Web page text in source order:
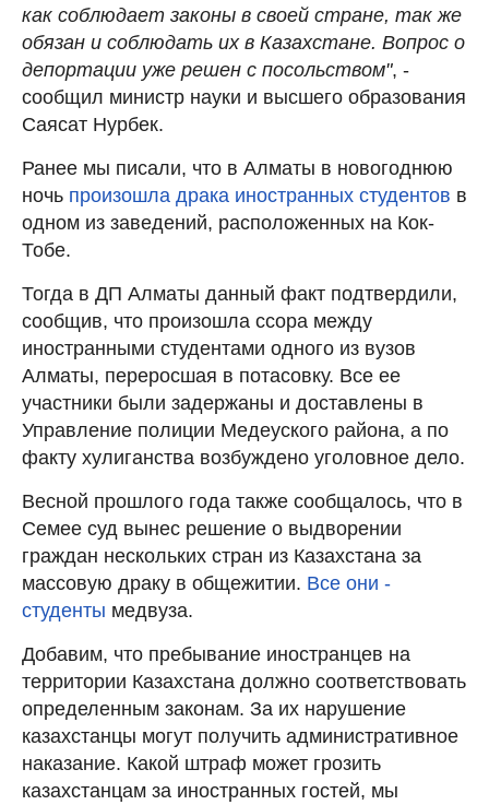
как соблюдает законы в своей стране, так же
обязан и соблюдать их в Казахстане. Вопрос о
депортации уже решен с посольством", -
сообщил министр науки и высшего образования
Саясат Нурбек.
Ранее мы писали, что в Алматы в новогоднюю
ночь произошла драка иностранных студентов в
одном из заведений, расположенных на Кок-
Тобе.
Тогда в ДП Алматы данный факт подтвердили,
сообщив, что произошла ссора между
иностранными студентами одного из вузов
Алматы, переросшая в потасовку. Все ее
участники были задержаны и доставлены в
Управление полиции Медеуского района, а по
факту хулиганства возбуждено уголовное дело.
Весной прошлого года также сообщалось, что в
Семее суд вынес решение о выдворении
граждан нескольких стран из Казахстана за
массовую драку в общежитии. Все они -
студенты медвуза.
Добавим, что пребывание иностранцев на
территории Казахстана должно соответствовать
определенным законам. За их нарушение
казахстанцы могут получить административное
наказание. Какой штраф может грозить
казахстанцам за иностранных гостей, мы